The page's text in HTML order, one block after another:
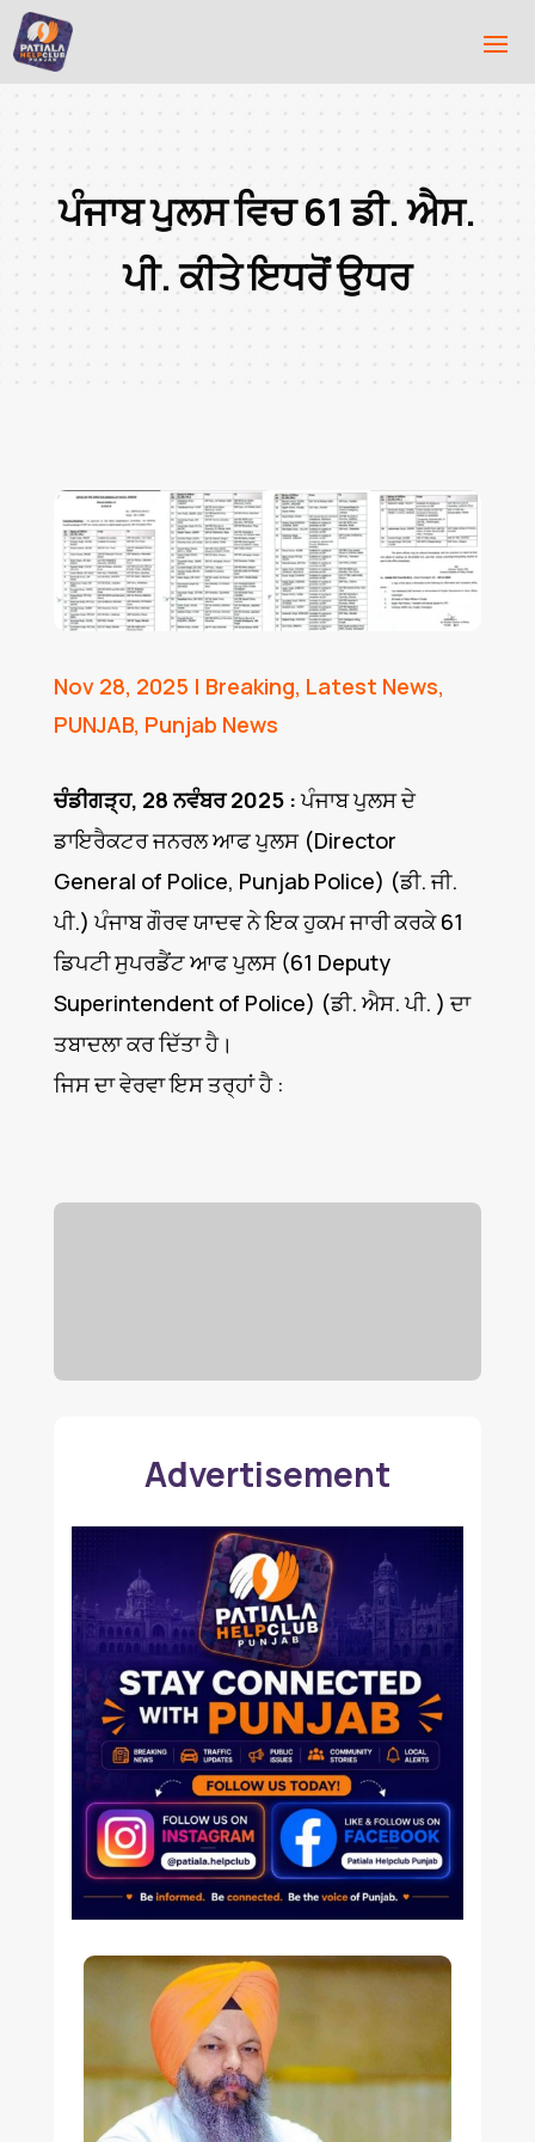
ਪੰਜਾਬ ਪੁਲਸ ਵਿਚ 61 ਡੀ. ਐਸ.
ਪੀ. ਕੀਤੇ ਇਧਰੋਂ ਉਧਰ
Nov 28, 2025 | Breaking, Latest News,
PUNJAB, Punjab News
ਚੰਡੀਗੜ੍ਹ, 28 ਨਵੰਬਰ 2025 :ਪੰਜਾਬ ਪੁਲਸ ਦੇ
ਡਾਇਰੈਕਟਰ ਜਨਰਲ ਆਫ ਪੁਲਸ (Director
General of Police, Punjab Police) (ਡੀ. ਜੀ.
ਪੀ.) ਪੰਜਾਬ ਗੌਰਵ ਯਾਦਵ ਨੇ ਇਕ ਹੁਕਮ ਜਾਰੀ ਕਰਕੇ 61
ਡਿਪਟੀ ਸੁਪਰਡੈਂਟ ਆਫ ਪੁਲਸ (61 Deputy
Superintendent of Police) (ਡੀ. ਐਸ. ਪੀ. ) ਦਾ
ਤਬਾਦਲਾ ਕਰ ਦਿੱਤਾ ਹੈ।
ਜਿਸ ਦਾ ਵੇਰਵਾ ਇਸ ਤਰ੍ਹਾਂ ਹੈ :
Advertisement